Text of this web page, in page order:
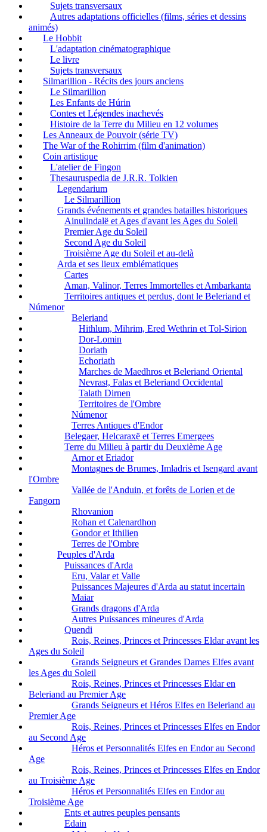
Sujets transversaux
Autres adaptations officielles (films, séries et dessins
animés)
Le Hobbit
L'adaptation cinématographique
Le livre
Sujets transversaux
Silmarillion - Récits des jours anciens
Le Silmarillion
Les Enfants de Húrin
Contes et Légendes inachevés
Histoire de la Terre du Milieu en 12 volumes
Les Anneaux de Pouvoir (série TV)
The War of the Rohirrim (film d'animation)
Coin artistique
L'atelier de Fingon
Thesauruspedia de J.R.R. Tolkien
Legendarium
Le Silmarillion
Grands événements et grandes batailles historiques
Ainulindalë et Ages d'avant les Ages du Soleil
Premier Age du Soleil
Second Age du Soleil
Troisième Age du Soleil et au-delà
Arda et ses lieux emblématiques
Cartes
Aman, Valinor, Terres Immortelles et Ambarkanta
Territoires antiques et perdus, dont le Beleriand et
Númenor
Beleriand
Hithlum, Mihrim, Ered Wethrin et Tol-Sirion
Dor-Lomin
Doriath
Echoriath
Marches de Maedhros et Beleriand Oriental
Nevrast, Falas et Beleriand Occidental
Talath Dirnen
Territoires de l'Ombre
Númenor
Terres Antiques d'Endor
Belegaer, Helcaraxë et Terres Emergees
Terre du Milieu à partir du Deuxième Age
Arnor et Eriador
Montagnes de Brumes, Imladris et Isengard avant
l'Ombre
Vallée de l'Anduin, et forêts de Lorien et de
Fangorn
Rhovanion
Rohan et Calenardhon
Gondor et Ithilien
Terres de l'Ombre
Peuples d'Arda
Puissances d'Arda
Eru, Valar et Valie
Puissances Majeures d'Arda au statut incertain
Maiar
Grands dragons d'Arda
Autres Puissances mineures d'Arda
Quendi
Rois, Reines, Princes et Princesses Eldar avant les
Ages du Soleil
Grands Seigneurs et Grandes Dames Elfes avant
les Ages du Soleil
Rois, Reines, Princes et Princesses Eldar en
Beleriand au Premier Age
Grands Seigneurs et Héros Elfes en Beleriand au
Premier Age
Rois, Reines, Princes et Princesses Elfes en Endor
au Second Age
Héros et Personnalités Elfes en Endor au Second
Age
Rois, Reines, Princes et Princesses Elfes en Endor
au Troisième Age
Héros et Personnalités Elfes en Endor au
Troisième Age
Ents et autres peuples pensants
Edain